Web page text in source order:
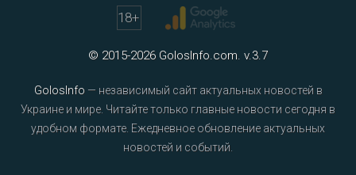
18+
© 2015-2026 GolosInfo.com. v.3.7
GolosInfo — независимый сайт актуальных новостей в
Украине и мире. Читайте только главные новости сегодня в
удобном формате. Ежедневное обновление актуальных
новостей и событий.